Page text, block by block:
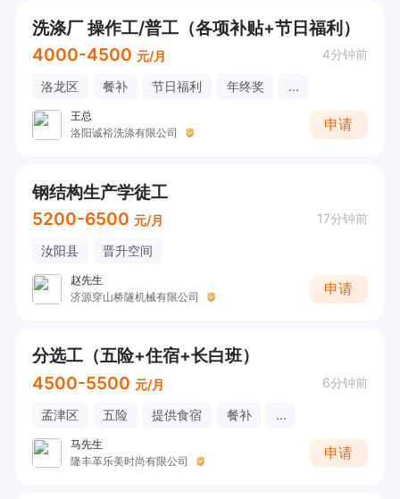
洗涤厂 操作工/普工（各项补贴+节日福利）
4000-4500 元/月 4分钟前
洛龙区 餐补 节日福利 年终奖 ...
王总
洛阳诚裕洗涤有限公司
申请
钢结构生产学徒工
5200-6500 元/月 17分钟前
汝阳县 晋升空间
赵先生
济源穿山桥隧机械有限公司
申请
分选工（五险+住宿+长白班）
4500-5500 元/月 6分钟前
孟津区 五险 提供食宿 餐补 ...
马先生
隆丰革乐美时尚有限公司
申请